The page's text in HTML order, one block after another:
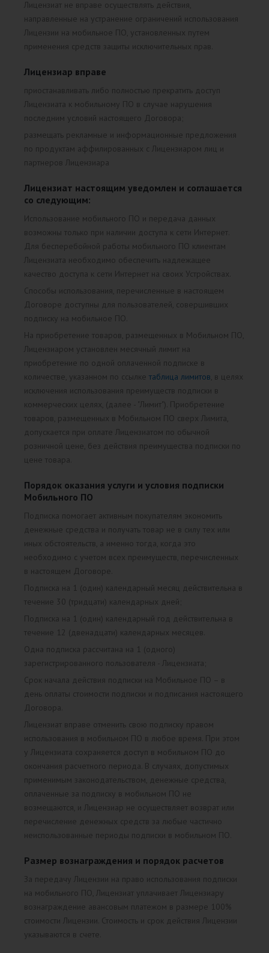
Лицензиат не вправе осуществлять действия,
направленные на устранение ограничений использования
Лицензии на мобильное ПО, установленных путем
применения средств защиты исключительных прав.
Лицензиар вправе
приостанавливать либо полностью прекратить доступ
Лицензиата к мобильному ПО в случае нарушения
последним условий настоящего Договора;
размещать рекламные и информационные предложения
по продуктам аффилированных с Лицензиаром лиц и
партнеров Лицензиара
Лицензиат настоящим уведомлен и соглашается
со следующим:
Использование мобильного ПО и передача данных
возможны только при наличии доступа к сети Интернет.
Для бесперебойной работы мобильного ПО клиентам
Лицензиата необходимо обеспечить надлежащее
качество доступа к сети Интернет на своих Устройствах.
Способы использования, перечисленные в настоящем
Договоре доступны для пользователей, совершивших
подписку на мобильное ПО.
На приобретение товаров, размещенных в Мобильном ПО,
Лицензиаром установлен месячный лимит на
приобретение по одной оплаченной подписке в
количестве, указанном по ссылкетаблица лимитов , в целях
исключения использования преимуществ подписки в
коммерческих целях, (далее - "Лимит"). Приобретение
товаров, размещенных в Мобильном ПО сверх Лимита,
допускается при оплате Лицензиатом по обычной
розничной цене, без действия преимущества подписки по
цене товара.
Порядок оказания услуги и условия подписки
Мобильного ПО
Подписка помогает активным покупателям экономить
денежные средства и получать товар не в силу тех или
иных обстоятельств, а именно тогда, когда это
необходимо с учетом всех преимуществ, перечисленных
в настоящем Договоре.
Подписка на 1 (один) календарный месяц действительна в
течение 30 (тридцати) календарных дней;
Подписка на 1 (один) календарный год действительна в
течение 12 (двенадцати) календарных месяцев.
Одна подписка рассчитана на 1 (одного)
зарегистрированного пользователя - Лицензиата;
Срок начала действия подписки на Мобильное ПО – в
день оплаты стоимости подписки и подписания настоящего
Договора.
Лицензиат вправе отменить свою подписку правом
использования в мобильном ПО в любое время. При этом
у Лицензиата сохраняется доступ в мобильном ПО до
окончания расчетного периода. В случаях, допустимых
применимым законодательством, денежные средства,
оплаченные за подписку в мобильном ПО не
возмещаются, и Лицензиар не осуществляет возврат или
перечисление денежных средств за любые частично
неиспользованные периоды подписки в мобильном ПО.
Размер вознаграждения и порядок расчетов
За передачу Лицензии на право использования подписки
на мобильного ПО, Лицензиат уплачивает Лицензиару
вознаграждение авансовым платежом в размере 100%
стоимости Лицензии. Стоимость и срок действия Лицензии
указываются в счете.